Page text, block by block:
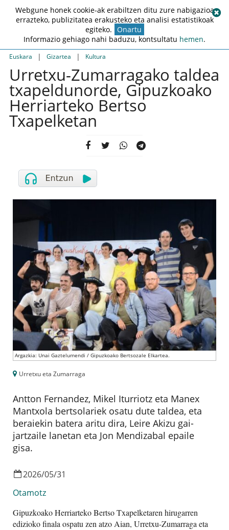
Euskara | Gizartea | Kultura
Urretxu-Zumarragako taldea
txapeldunorde, Gipuzkoako
Herriarteko Bertso
Txapelketan
Urretxu eta Zumarraga
Antton Fernandez, Mikel Iturriotz eta Manex
Mantxola bertsolariek osatu dute taldea, eta
beraiekin batera aritu dira, Leire Akizu gai-
jartzaile lanetan eta Jon Mendizabal epaile
gisa.
Argazkia: Unai Gaztelumendi / Gipuzkoako Bertsozale Elkartea.
2026/05/31
Otamotz
Gipuzkoako Herriarteko Bertso Txapelketaren hirugarren
edizioko finala ospatu zen atzo Aian, Urretxu-Zumarraga eta
Webgune honek cookie-ak erabiltzen ditu zure nabigazioa
errazteko, publizitatea erakusteko eta analisi estatistikoak
egiteko. Onartu
Informazio gehiago nahi baduzu, kontsultatu hemen.